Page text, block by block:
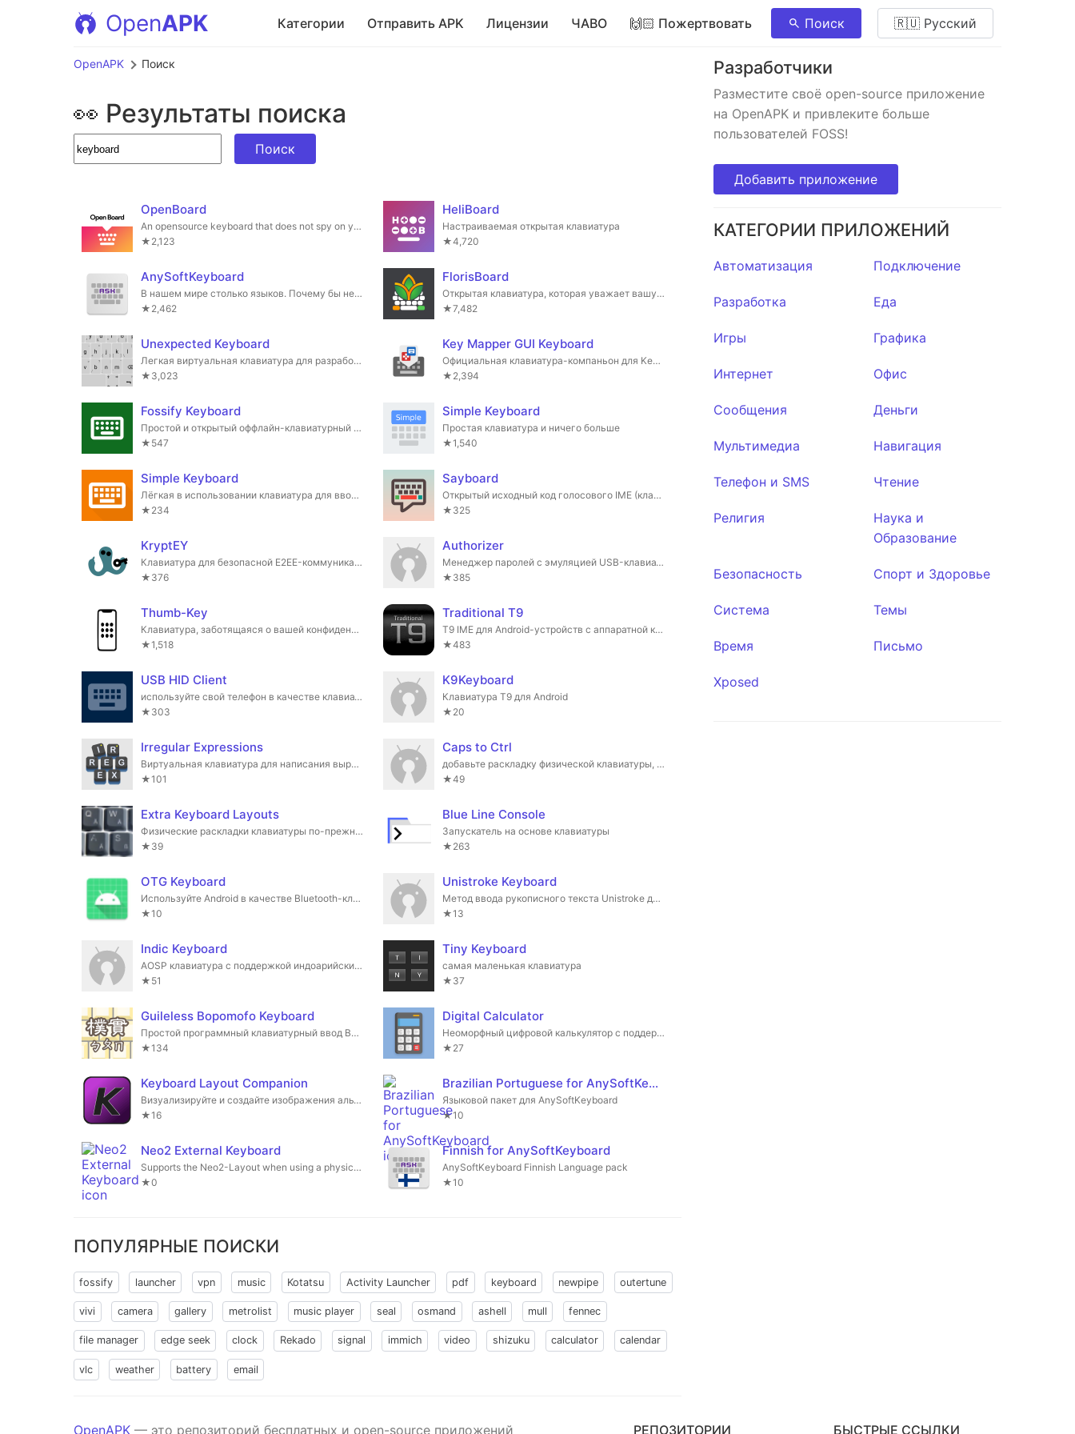
OpenAPK Категории Отправить APK Лицензии ЧАВО 🙌🏻 Пожертвовать Поиск 🇷🇺 Pусский
OpenAPK Поиск
👀 Результаты поиска
Поиск
OpenBoard
An opensource keyboard that does not spy on you!
★2,123
HeliBoard
Настраиваемая открытая клавиатура
★4,720
AnySoftKeyboard
В нашем мире столько языков. Почему бы не использовать многоязычную клавиатуру?
★2,462
FlorisBoard
Открытая клавиатура, которая уважает вашу конфиденциальность. В настоящее время находится на стадии раннего бета-тестирования.
★7,482
Unexpected Keyboard
Легкая виртуальная клавиатура для разработчиков.
★3,023
Key Mapper GUI Keyboard
Официальная клавиатура-компаньон для Key Mapper.
★2,394
Fossify Keyboard
Простой и открытый оффлайн-клавиатурный интерфейс с эмодзи.
★547
Simple Keyboard
Простая клавиатура и ничего больше
★1,540
Simple Keyboard
Лёгкая в использовании клавиатура для ввода текста, специальных символов и чисел
★234
Sayboard
Открытый исходный код голосового IME (клавиатуры) для Android, использующий библиотеку Vosk.
★325
KryptEY
Клавиатура для безопасной E2EE-коммуникации через сигнал-протокол в любом мессенджере
★376
Authorizer
Менеджер паролей с эмуляцией USB-клавиатуры
★385
Thumb-Key
Клавиатура, заботящаяся о вашей конфиденциальности, созданная для ваших больших пальцев.
★1,518
Traditional T9
T9 IME для Android-устройств с аппаратной клавиатурой
★483
USB HID Client
используйте свой телефон в качестве клавиатуры и мыши БЕЗ какого-либо программного обеспечения на другом конце
★303
K9Keyboard
Клавиатура T9 для Android
★20
Irregular Expressions
Виртуальная клавиатура для написания выразительных сообщений в различных текстовых стилях.
★101
Caps to Ctrl
добавьте раскладку физической клавиатуры, чтобы заменить клавишу Caps Lock на Ctrl
★49
Extra Keyboard Layouts
Физические раскладки клавиатуры по-прежнему отсутствуют в стандартных дистрибутивах на 2020 год.
★39
Blue Line Console
Запускатель на основе клавиатуры
★263
OTG Keyboard
Используйте Android в качестве Bluetooth-клавиатуры
★10
Unistroke Keyboard
Метод ввода рукописного текста Unistroke для программирования
★13
Indic Keyboard
AOSP клавиатура с поддержкой индоарийских языков
★51
Tiny Keyboard
самая маленькая клавиатура
★37
Guileless Bopomofo Keyboard
Простой программный клавиатурный ввод Bopomofo (редактор ввода) для набора текста на Ханью.
★134
Digital Calculator
Неоморфный цифровой калькулятор с поддержкой клавиатуры и темного режима.
★27
Keyboard Layout Companion
Визуализируйте и создайте изображения альтернативных раскладок клавиатуры.
★16
Brazilian Portuguese for AnySoftKeyboard
Языковой пакет для AnySoftKeyboard
★10
Neo2 External Keyboard
Supports the Neo2-Layout when using a physical keyboard.
★0
Finnish for AnySoftKeyboard
AnySoftKeyboard Finnish Language pack
★10
ПОПУЛЯРНЫЕ ПОИСКИ
fossify launcher vpn music Kotatsu Activity Launcher pdf keyboard newpipe outertune
vivi camera gallery metrolist music player seal osmand ashell mull fennec
file manager edge seek clock Rekado signal immich video shizuku calculator calendar
vlc weather battery email
Разработчики
Разместите своё open-source приложение
на OpenAPK и привлеките больше
пользователей FOSS!
Добавить приложение
КАТЕГОРИИ ПРИЛОЖЕНИЙ
Автоматизация Подключение
Разработка Еда
Игры Графика
Интернет Офис
Сообщения Деньги
Мультимедиа Навигация
Телефон и SMS Чтение
Религия
Наука и
Образование
Безопасность Спорт и Здоровье
Система Темы
Время Письмо
Xposed
OpenAPK — это репозиторий бесплатных и open-source приложений РЕПОЗИТОРИИ БЫСТРЫЕ ССЫЛКИ